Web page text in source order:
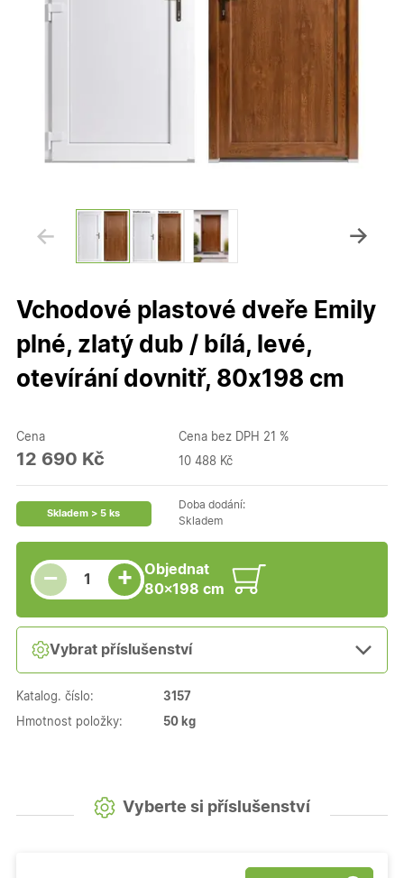
Vchodové plastové dveře Emily
plné, zlatý dub / bílá, levé,
otevírání dovnitř, 80x198 cm
Cena
12 690 Kč
Cena bez DPH 21 %
10 488 Kč
Skladem > 5 ks
Doba dodání:
Skladem
−
Snížit množství
Počet kusů +
Zvýšit množství
Objednat
80×198 cm
Vybrat příslušenství
Katalog. číslo: 3157
Hmotnost položky: 50 kg
Vyberte si příslušenství